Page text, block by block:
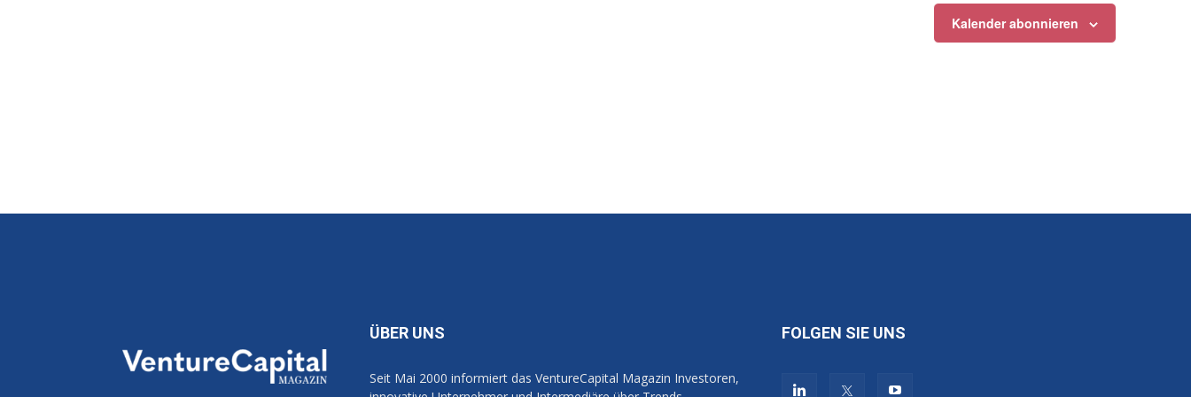
Kalender abonnieren
ÜBER UNS
Seit Mai 2000 informiert das VentureCapital Magazin Investoren,
FOLGEN SIE UNS